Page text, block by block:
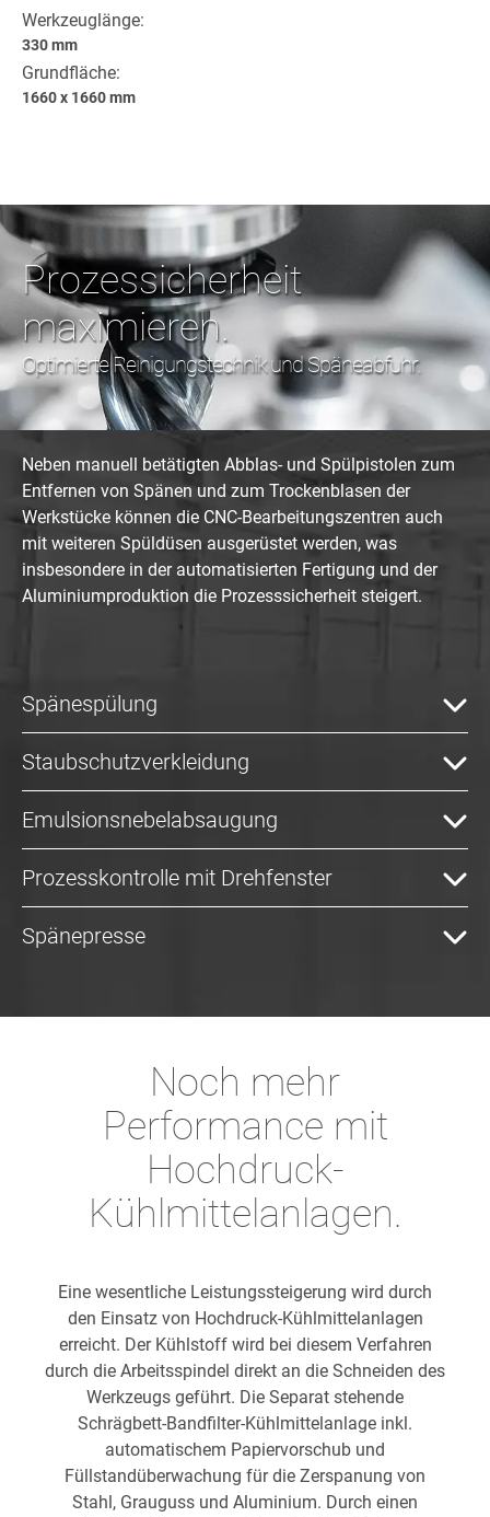
Werkzeuglänge:
330 mm
Grundfläche:
1660 x 1660 mm
Prozessicherheit
maximieren.
Optimierte Reinigungstechnik und Späneabfuhr.
Neben manuell betätigten Abblas- und Spülpistolen zum
Entfernen von Spänen und zum Trockenblasen der
Werkstücke können die CNC-Bearbeitungszentren auch
mit weiteren Spüldüsen ausgerüstet werden, was
insbesondere in der automatisierten Fertigung und der
Aluminiumproduktion die Prozesssicherheit steigert.
Spänespülung
Staubschutzverkleidung
Emulsionsnebelabsaugung
Prozesskontrolle mit Drehfenster
Spänepresse
Noch mehr
Performance mit
Hochdruck-
Kühlmittelanlagen.
Eine wesentliche Leistungssteigerung wird durch
den Einsatz von Hochdruck-Kühlmittelanlagen
erreicht. Der Kühlstoff wird bei diesem Verfahren
durch die Arbeitsspindel direkt an die Schneiden des
Werkzeugs geführt. Die Separat stehende
Schrägbett-Bandfilter-Kühlmittelanlage inkl.
automatischem Papiervorschub und
Füllstandüberwachung für die Zerspanung von
Stahl, Grauguss und Aluminium. Durch einen